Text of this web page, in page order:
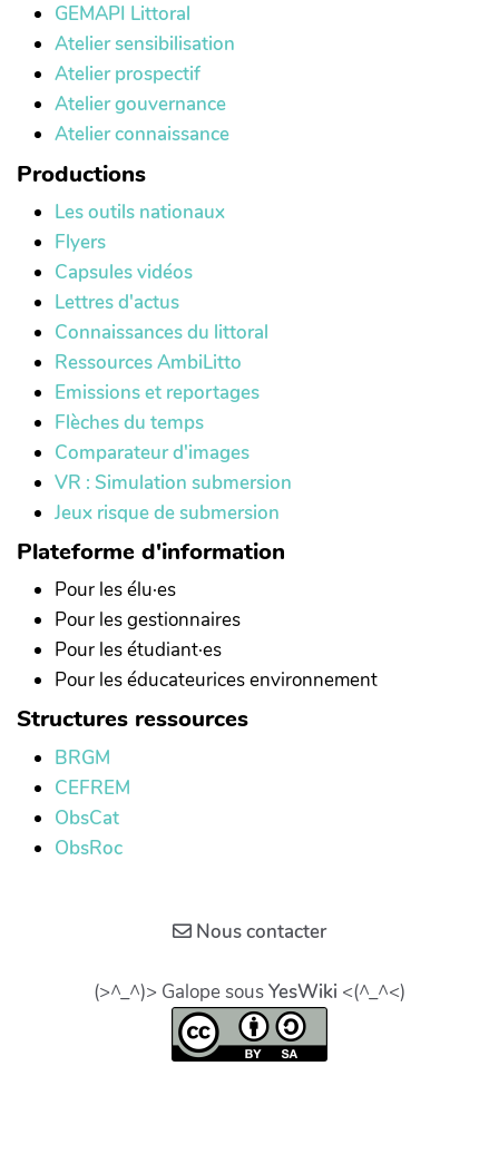
GEMAPI Littoral
Atelier sensibilisation
Atelier prospectif
Atelier gouvernance
Atelier connaissance
Productions
Les outils nationaux
Flyers
Capsules vidéos
Lettres d'actus
Connaissances du littoral
Ressources AmbiLitto
Emissions et reportages
Flèches du temps
Comparateur d'images
VR : Simulation submersion
Jeux risque de submersion
Plateforme d'information
Pour les élu·es
Pour les gestionnaires
Pour les étudiant·es
Pour les éducateurices environnement
Structures ressources
BRGM
CEFREM
ObsCat
ObsRoc
Nous contacter
(>^_^)> Galope sousYesWiki <(^_^<)